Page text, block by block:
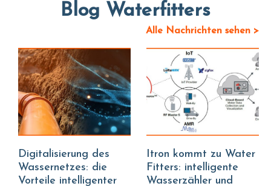
Blog Waterfitters
Alle Nachrichten sehen >
Digitalisierung des
Wassernetzes: die
Vorteile intelligenter
Itron kommt zu Water
Fitters: intelligente
Wasserzähler und